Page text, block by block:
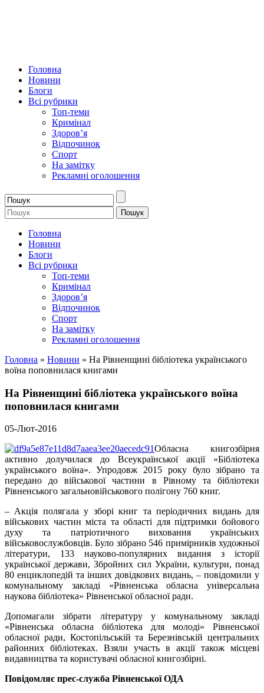
Головна
Новини
Блоги
Всі рубрики
Топ-теми
Кримінал
Здоров’я
Відпочинок
Спорт
На замітку
Рекламні оголошення
Головна
Новини
Блоги
Всі рубрики
Топ-теми
Кримінал
Здоров’я
Відпочинок
Спорт
На замітку
Рекламні оголошення
Головна » Новини » На Рівненщині бібліотека українського
воїна поповнилася книгами
На Рівненщині бібліотека українського воїна
поповнилася книгами
05-Лют-2016
Обласна книгозбірня
активно долучилася до Всеукраїнської акції «Бібліотека
українського воїна». Упродовж 2015 року було зібрано та
передано до військової частини в Рівному та бібліотеки
Рівненського загальновійськового полігону 760 книг.
– Акція полягала у зборі книг та періодичних видань для
військових частин міста та області для підтримки бойового
духу та патріотичного виховання українських
військовослужбовців. Було зібрано 546 примірників художньої
літератури, 133 науково-популярних видання з історії
української держави, Збройних сил України, культури, понад
80 енциклопедій та інших довідкових видань, – повідомили у
комунальному закладі «Рівненська обласна універсальна
наукова бібліотека» Рівненської обласної ради.
Допомагали зібрати літературу у комунальному закладі
«Рівненська обласна бібліотека для молоді» Рівненської
обласної ради, Костопільській та Березнівській центральних
районних бібліотеках. Взяли участь в акції також місцеві
видавництва та користувачі обласної книгозбірні.
Повідомляє прес-служба Рівненської ОДА